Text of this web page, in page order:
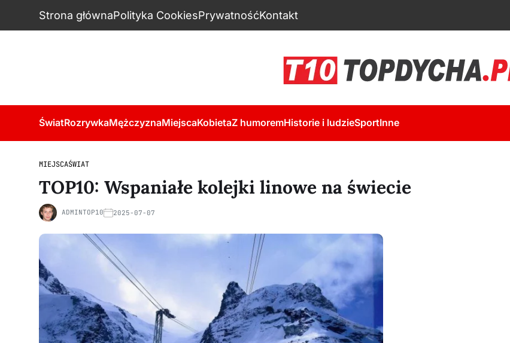
Strona głównaPolityka CookiesPrywatnośćKontakt
ŚwiatRozrywkaMężczyznaMiejscaKobietaZ humoremHistorie i ludzieSportInne
MIEJSCAŚWIAT
TOP10: Wspaniałe kolejki linowe na świecie
ADMINTOP10 2025-07-07